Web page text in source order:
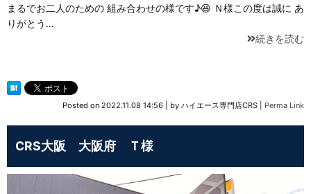
まるでお二人のための 組み合わせの様です♪😆 Ｎ様この度は誠に あ
りがとう…
続きを読む
Posted on 2022.11.08 14:56 by ハイエース専門店CRS Perma Link
CRS大阪 大阪府 Ｔ様